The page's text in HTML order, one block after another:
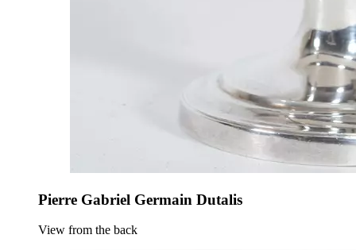
Pierre Gabriel Germain Dutalis
View from the back